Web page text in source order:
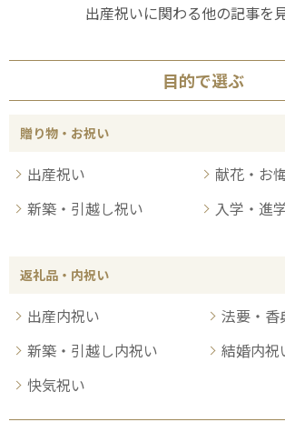
出産祝いに関わる他の記事を
目的で選ぶ
贈り物・お祝い
出産祝い
献花・お
新築・引越し祝い
入学・進
返礼品・内祝い
出産内祝い
法要・香
新築・引越し内祝い
結婚内祝
快気祝い